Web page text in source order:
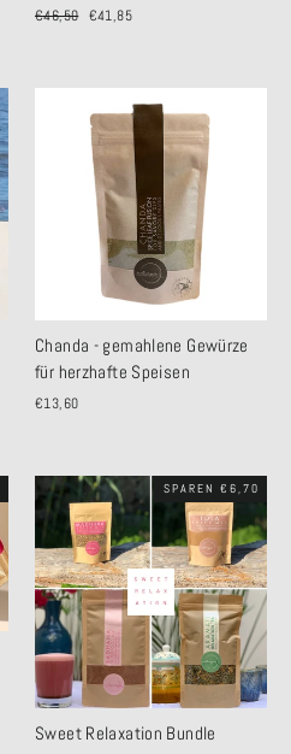
Normaler
€46,50 Sonderpreis
€41,85
Chanda - gemahlene Gewürze
für herzhafte Speisen
€13,60
SPAREN €6,70
Sweet Relaxation Bundle